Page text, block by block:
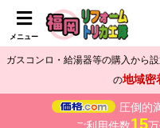
メニュー
ガスコンロ・給湯器等の購入から
の地域密
圧倒的
15